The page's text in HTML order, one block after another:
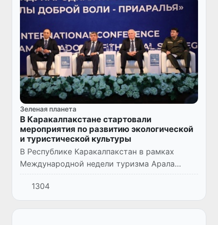
Зеленая планета
В Каракалпакстане стартовали
мероприятия по развитию экологической
и туристической культуры
В Республике Каракалпакстан в рамках
Международной недели туризма Арала
проходит международная конференция
«Послы доброй воли Приаралья».
1304